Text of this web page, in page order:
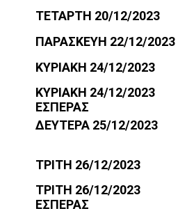
ΤΕΤΑΡΤΗ 20/12/2023
ΠΑΡΑΣΚΕΥΗ 22/12/2023
ΚΥΡΙΑΚΗ 24/12/2023
ΚΥΡΙΑΚΗ 24/12/2023
ΕΣΠΕΡΑΣ
ΔΕΥΤΕΡΑ 25/12/2023
ΤΡΙΤΗ 26/12/2023
ΤΡΙΤΗ 26/12/2023
ΕΣΠΕΡΑΣ